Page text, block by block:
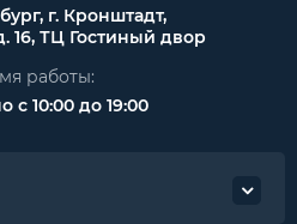
г. Кронштадт,
16, ТЦ Гостиный двор
работы:
с 10:00 до 19:00